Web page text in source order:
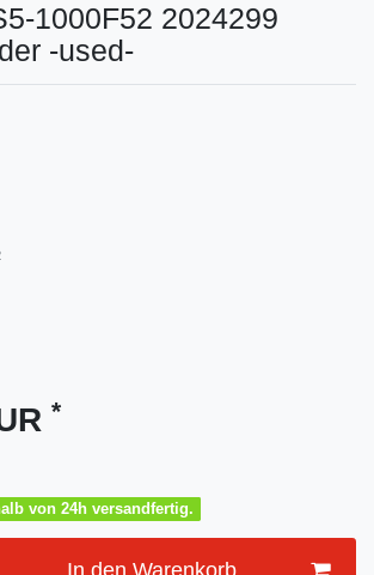
1000F52 2024299
-used-
*
von 24h versandfertig.